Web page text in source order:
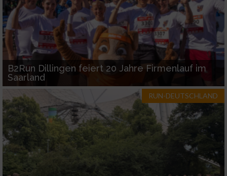
B2Run Dillingen feiert 20 Jahre Firmenlauf im
Saarland
RUN-DEUTSCHLAND